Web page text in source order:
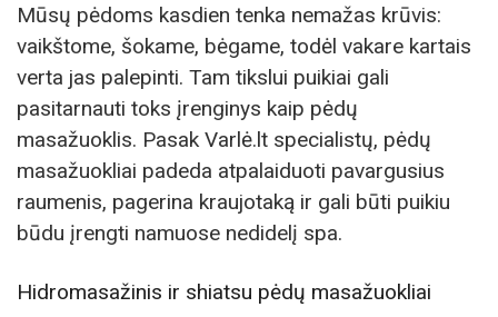
Mūsų pėdoms kasdien tenka nemažas krūvis:
vaikštome, šokame, bėgame, todėl vakare kartais
verta jas palepinti. Tam tikslui puikiai gali
pasitarnauti toks įrenginys kaip pėdų
masažuoklis. Pasak Varlė.lt specialistų, pėdų
masažuokliai padeda atpalaiduoti pavargusius
raumenis, pagerina kraujotaką ir gali būti puikiu
būdu įrengti namuose nedidelį spa.
Hidromasažinis ir shiatsu pėdų masažuokliai